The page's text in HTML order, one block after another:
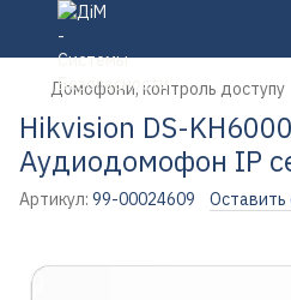
Домофони, контроль доступу
Hikvision DS-
Аудиодомофон IP
Артикул: 99-00024609 Оставить